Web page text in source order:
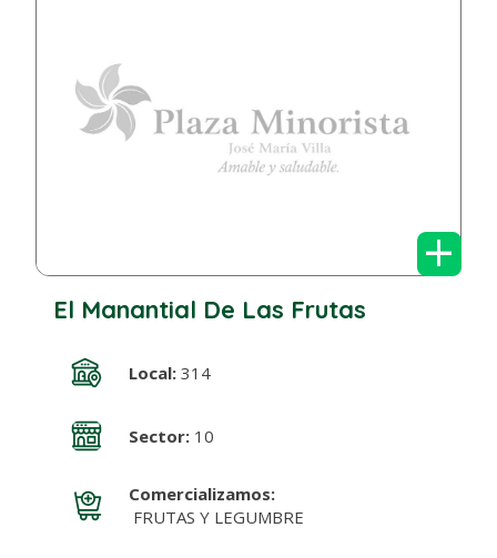
+
El Manantial De Las Frutas
Local:314
Sector:10
Comercializamos:
FRUTAS Y LEGUMBRE